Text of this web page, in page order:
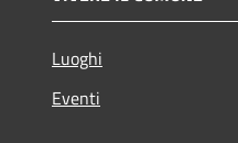
Luoghi
Eventi